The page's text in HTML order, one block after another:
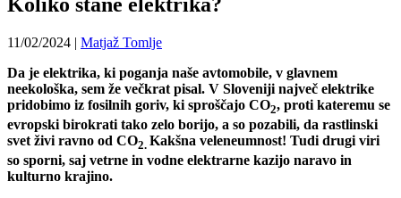
11/02/2024 | Matjaž Tomlje
Da je elektrika, ki poganja naše avtomobile, v glavnem
neekološka, sem že večkrat pisal. V Sloveniji največ elektrike
pridobimo iz fosilnih goriv, ki sproščajo CO2, proti kateremu se
evropski birokrati tako zelo borijo, a so pozabili, da rastlinski
svet živi ravno od CO2. Kakšna veleneumnost! Tudi drugi viri
so sporni, saj vetrne in vodne elektrarne kazijo naravo in
kulturno krajino.